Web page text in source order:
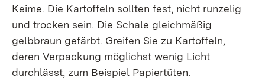
Keime. Die Kartoffeln sollten fest, nicht runzelig
und trocken sein. Die Schale gleichmäßig
gelbbraun gefärbt. Greifen Sie zu Kartoffeln,
deren Verpackung möglichst wenig Licht
durchlässt, zum Beispiel Papiertüten.